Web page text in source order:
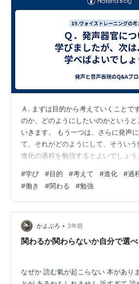
Ａ. まずは目的から考えていくことで
のか、どのようにしたいのかというと
いきます。 もう一つは、さらに発声
て、それがどのようにして、そうい
進化の過程を勉強するとよいでしょう
#学び #目的 #考えて #進化 #過
#働き #関わる #勉強
かよぶろ • 3年前
関わるか関わらないか自分で選
なぜか 読む氣が起こらない 本があり